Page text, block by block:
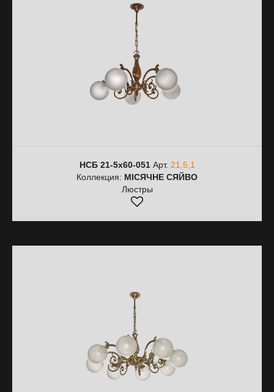
НСБ 21-5х60-051Арт. 21,5,1
Коллекция: МІСЯЧНЕ СЯЙВО
Люстры